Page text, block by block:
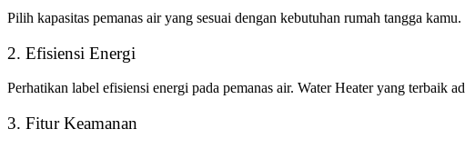
Pilih kapasitas pemanas air yang sesuai dengan kebutuhan rumah tangga
2. Efisiensi Energi
Perhatikan label efisiensi energi pada pemanas air. Water Heater yang terbaik
3. Fitur Keamanan